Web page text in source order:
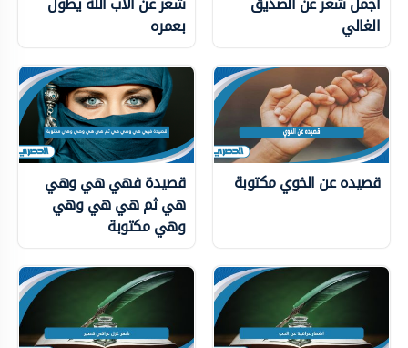
الغالي بعمره
قصيده عن الخوي مكتوبة قصيدة فهي هي وهي
هي ثم هي هي وهي
وهي مكتوبة